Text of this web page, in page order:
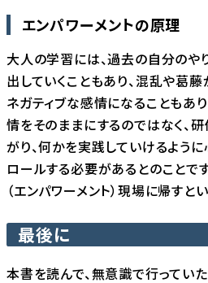
エンパワーメントの原理
大人の学習には、過去の自分の
出していくこともあり、混乱や葛
ネガティブな感情になることもあ
情をそのままにするのではなく、
がり、何かを実践していけるよう
ロールする必要があるとのことで
（エンパワーメント）現場に帰すと
最後に
本書を読んで、無意識で行ってい